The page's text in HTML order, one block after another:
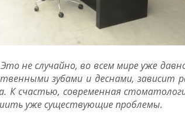
не случайно, во всем мире уже
зубами и деснами, зависит
К счастью, современная
уже существующие проблемы.